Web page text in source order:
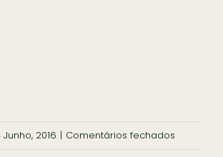
Junho, 2016 | Comentários fechados